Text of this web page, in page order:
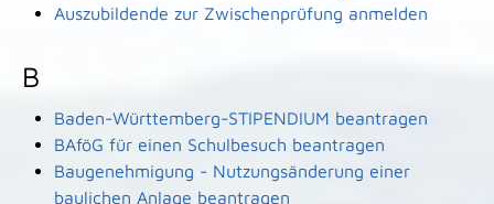
Auszubildende zur Zwischenprüfung anmelden
B
Baden-Württemberg-STIPENDIUM beantragen
BAföG für einen Schulbesuch beantragen
Baugenehmigung - Nutzungsänderung einer
baulichen Anlage beantragen